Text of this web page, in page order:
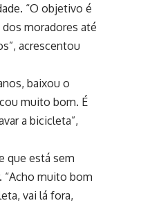
“O objetivo é
moradores até
acrescentou
baixou o
muito bom. É
a bicicleta”,
que está sem
“Acho muito bom
vai lá fora,